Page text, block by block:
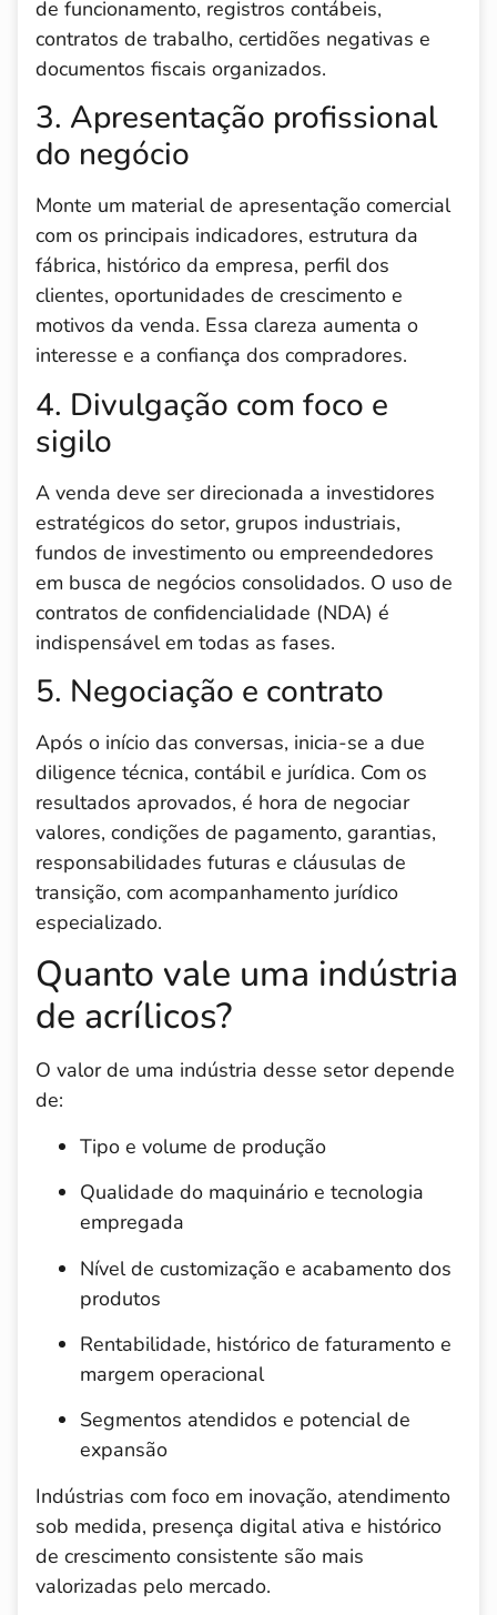
de funcionamento, registros contábeis,
contratos de trabalho, certidões negativas e
documentos fiscais organizados.
3. Apresentação profissional
do negócio
Monte um material de apresentação comercial
com os principais indicadores, estrutura da
fábrica, histórico da empresa, perfil dos
clientes, oportunidades de crescimento e
motivos da venda. Essa clareza aumenta o
interesse e a confiança dos compradores.
4. Divulgação com foco e
sigilo
A venda deve ser direcionada a investidores
estratégicos do setor, grupos industriais,
fundos de investimento ou empreendedores
em busca de negócios consolidados. O uso de
contratos de confidencialidade (NDA) é
indispensável em todas as fases.
5. Negociação e contrato
Após o início das conversas, inicia-se a due
diligence técnica, contábil e jurídica. Com os
resultados aprovados, é hora de negociar
valores, condições de pagamento, garantias,
responsabilidades futuras e cláusulas de
transição, com acompanhamento jurídico
especializado.
Quanto vale uma indústria
de acrílicos?
O valor de uma indústria desse setor depende
de:
Tipo e volume de produção
Qualidade do maquinário e tecnologia
empregada
Nível de customização e acabamento dos
produtos
Rentabilidade, histórico de faturamento e
margem operacional
Segmentos atendidos e potencial de
expansão
Indústrias com foco em inovação, atendimento
sob medida, presença digital ativa e histórico
de crescimento consistente são mais
valorizadas pelo mercado.